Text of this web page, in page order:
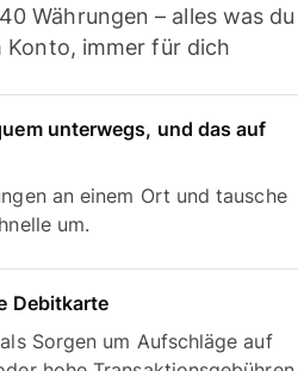
Währungen – alles was du
Konto, immer für dich
unterwegs, und das auf
an einem Ort und tausche
um.
Debitkarte
Sorgen um Aufschläge auf